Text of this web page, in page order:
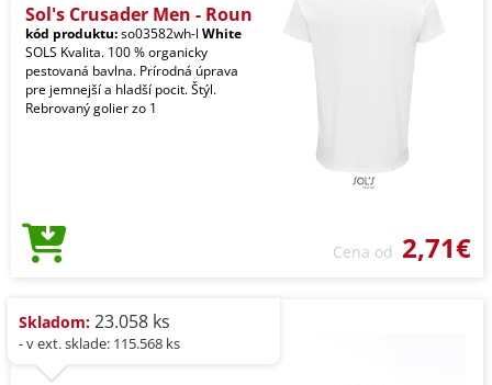
Sol's Crusader Men - Roun
kód produktu:so03582wh-l White
SOLS Kvalita. 100 % organicky
pestovaná bavlna. Prírodná úprava
pre jemnejší a hladší pocit. Štýl.
Rebrovaný golier zo 1
Cena od 2,71€
Skladom: 23.058 ks
- v ext. sklade: 115.568 ks